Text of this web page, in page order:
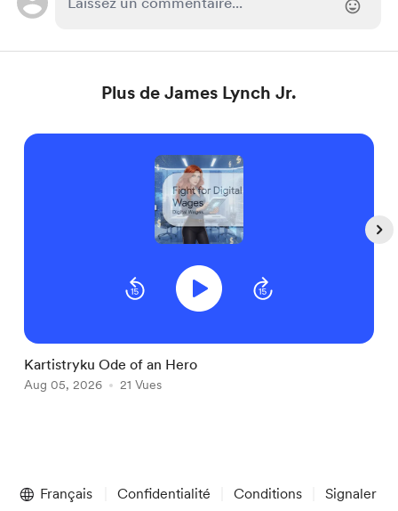
Plus de James Lynch Jr.
Kartistryku Ode of an Hero
Aug 05, 2026 21 Vues
of
Français Confidentialité Conditions Signaler